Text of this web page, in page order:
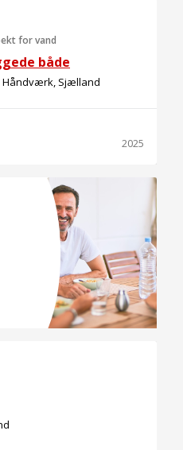
for vand
både
Håndværk, Sjælland
2025